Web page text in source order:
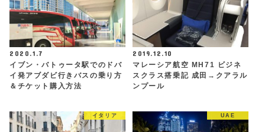
2020.1.7
イブン・バトゥータ駅でのドバ
イ発アブダビ行きバスの乗り方
＆チケット購入方法
2019.12.10
マレーシア航空 MH71 ビジネ
スクラス搭乗記 成田→クアラル
ンプール
イタリア UAE